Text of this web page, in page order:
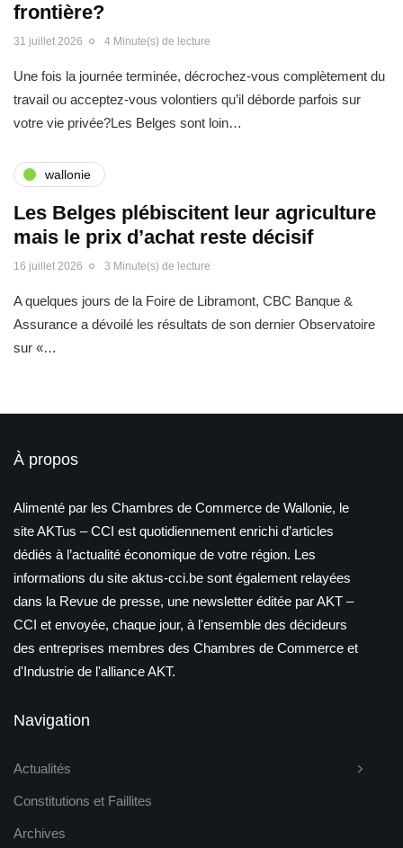
frontière?
31 juillet 2026 4 Minute(s) de lecture
Une fois la journée terminée, décrochez-vous complètement du
travail ou acceptez-vous volontiers qu’il déborde parfois sur
votre vie privée?Les Belges sont loin…
wallonie
Les Belges plébiscitent leur agriculture
mais le prix d’achat reste décisif
16 juillet 2026 3 Minute(s) de lecture
A quelques jours de la Foire de Libramont, CBC Banque &
Assurance a dévoilé les résultats de son dernier Observatoire
sur «…
À propos
Alimenté par les Chambres de Commerce de Wallonie, le
site AKTus – CCI est quotidiennement enrichi d’articles
dédiés à l’actualité économique de votre région. Les
informations du site aktus-cci.be sont également relayées
dans la Revue de presse, une newsletter éditée par AKT –
CCI et envoyée, chaque jour, à l'ensemble des décideurs
des entreprises membres des Chambres de Commerce et
d'Industrie de l'alliance AKT.
Navigation
Actualités
Constitutions et Faillites
Archives